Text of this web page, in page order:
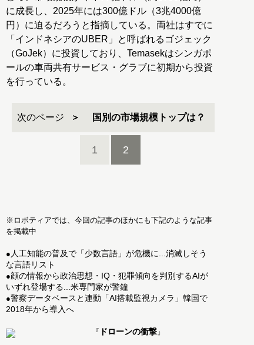
に成長し、2025年には300億ドル（3兆4000億
円）に迫るだろうと指摘している。両社はすでに
「インドネシアのUBER」と呼ばれるゴジェック
（GoJek）に投資しており、Temasekはシンガポ
ールの車両共有サービス・グラブに初期から投資
を行っている。
次のページ 国別の市場規模トップは？
1 2
※ロボティアでは、今回の記事のほかにも下記のような記事
を掲載中
● 人工知能の普及で「少数言語」が危機に...消滅しそう
な言語リスト
●顔の情報から政治思想・IQ・犯罪傾向を判別するAIが
いずれ登場する...米専門家が警鐘
●警察データベースと連動「AI搭載監視カメラ」韓国で
2018年から導入へ
『 ドローンの衝撃 』